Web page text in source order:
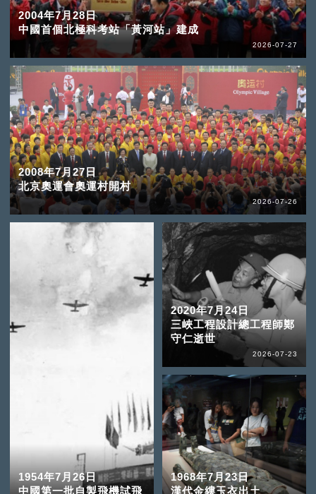
2004年7月28日
中國首個北極科考站「黃河站」建成
2026-07-27
2008年7月27日
北京奧運會奧運村開村
2026-07-26
1954年7月26日
中國第一批自製飛機試飛
2020年7月24日
三峽工程設計總工程師鄭
守仁逝世
2026-07-23
1968年7月23日
漢代金縷玉衣出土